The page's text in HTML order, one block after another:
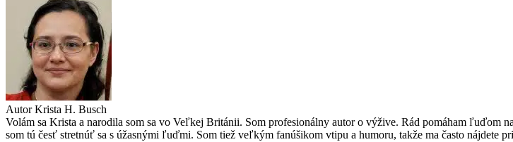
Autor Krista H. Busch
Volám sa Krista a narodila som sa vo Veľkej Británii. Som profesionálny autor o výžive. Rád pomáham ľuďom
som tú česť stretnúť sa s úžasnými ľuďmi. Som tiež veľkým fanúšikom vtipu a humoru, takže ma často nájdete